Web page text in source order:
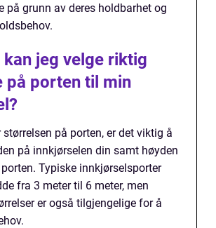
på grunn av deres holdbarhet og
kan jeg velge riktig
på porten til min
størrelsen på porten, er det viktig å
på innkjørselen din samt høyden
Typiske innkjørselsporter
fra 3 meter til 6 meter, men
er også tilgjengelige for å